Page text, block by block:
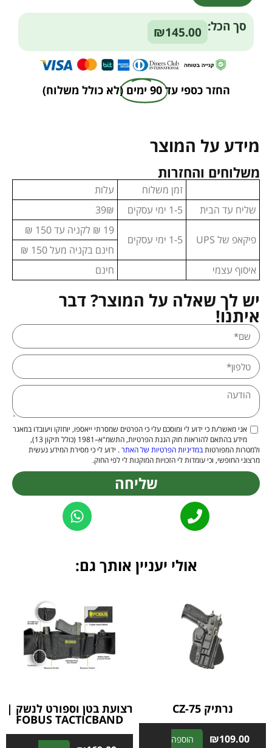
Alternative:
סך הכל: ₪145.00
החזר כספי עד 90 ימים (לא כולל משלוח)
מידע על המוצר
משלוחים והחזרות
זמן משלוח
עלות
שליח עד הבית
1-5 ימי עסקים 39₪
פיקאפ של UPS 1-5 ימי עסקים
19 ₪ לקניה עד 150 ₪
חינם בקניה מעל 150 ₪
איסוף עצמי
חינם
יש לך שאלה על המוצר? דבר
איתנו!
אני מאשר/ת כי ידוע לי ומוסכם עלי כי הפרטים שמסרתי ייאספו, יוחזקו ויעובדו במאגר
מידע בהתאם להוראות חוק הגנת הפרטיות, התשמ"א–1981 (כולל תיקון 13),
ולמטרות המפורטותבמדיניות הפרטיות של האתר. ידוע לי כי מסירת המידע נעשית
מרצוני החופשי, וכי עומדות לי הזכויות המוקנות לי לפי החוק.
שליחה
אולי יעניין אותך גם:
נרתיק CZ-75
₪109.00
הוספה
רצועת בטן וספורט לנשק |
FOBUS TACTICBAND